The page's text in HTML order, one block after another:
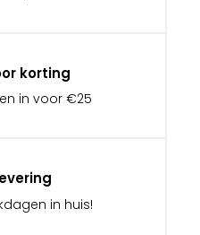
korting
in voor €25
in huis!